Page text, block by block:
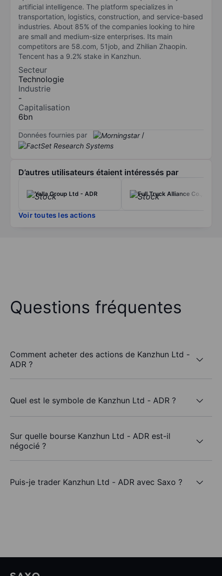
artificial intelligence. The platform specializes in
transportation, logistics, construction, and service-based
industries. About 85% of the companies looking to hire
are small and medium-size enterprises. Its main
competitors are 58.com, 51job, and Zhilian Zhaopin.
Tencent has a 9.2% stake in Kanzhun.
Secteur
Technologie
Industrie
-
Capitalisation
6bn
Données fournies par /
D’autres utilisateurs étaient intéressés par
Yalla Group Ltd - ADR Full Truck Alliance Co., Ltd
Voir toutes les actions
Questions fréquentes
Comment acheter des actions de Kanzhun Ltd -
ADR ?
Quel est le symbole de Kanzhun Ltd - ADR ?
Sur quelle bourse Kanzhun Ltd - ADR est-il
négocié ?
Puis-je trader Kanzhun Ltd - ADR avec Saxo ?